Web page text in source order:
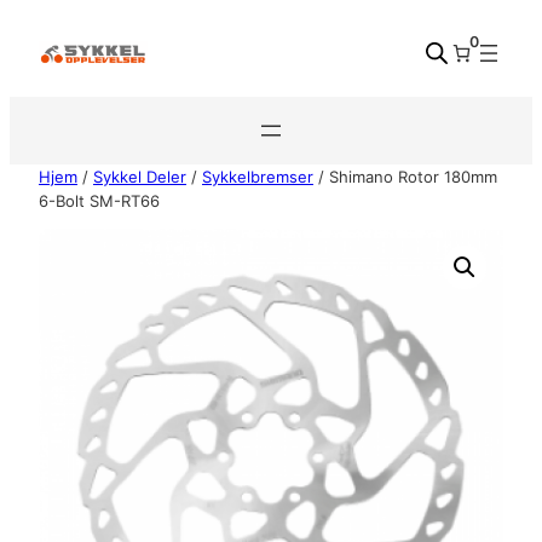
0
Hjem / Sykkel Deler / Sykkelbremser / Shimano Rotor 180mm
6-Bolt SM-RT66